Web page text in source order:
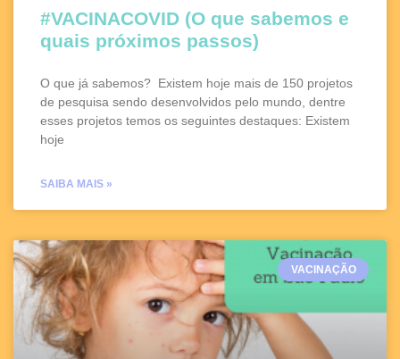
#VACINACOVID (O que sabemos e
quais próximos passos)
O que já sabemos? Existem hoje mais de 150 projetos
de pesquisa sendo desenvolvidos pelo mundo, dentre
esses projetos temos os seguintes destaques: Existem
hoje
SAIBA MAIS »
VACINAÇÃO